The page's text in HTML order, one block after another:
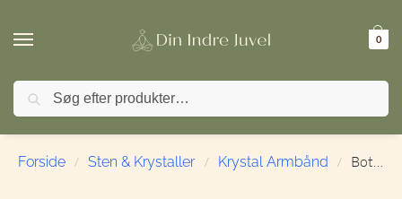
0
🚚 FRI FRAGT ved køb over 499,- | ⭐ TrustPilot 4,9 / 5
Forside / Sten & Krystaller / Krystal Armbånd / Botswana Agat | Armbånd | 6 mm. | 19 cm.